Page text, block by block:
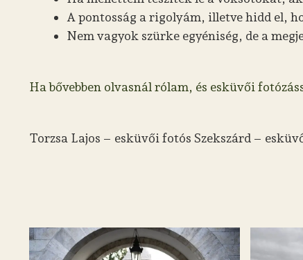
A pontosság a rigolyám, illetve hidd el,
Nem vagyok szürke egyéniség, de a
Ha bővebben olvasnál rólam, és esküvői
Torzsa Lajos – esküvői fotós Szekszárd –